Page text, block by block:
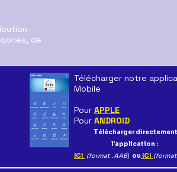
Mobilisés
de
Télécharger notre
Mobile
Pour APPLE
Pour ANDROID
Télécharger directement
l'application :
ICI
(format .AAB) ou ICI